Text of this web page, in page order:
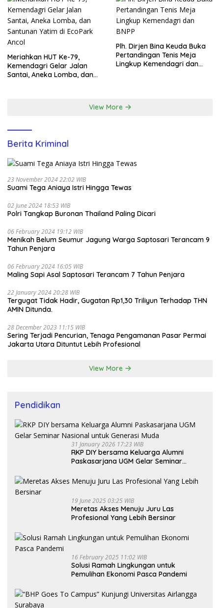
Meriahkan HUT Ke-79,
Kemendagri Gelar Jalan
Santai, Aneka Lomba, dan
Plh. Dirjen Bina Keuda Buka
Pertandingan Tenis Meja
Lingkup Kemendagri dan
View More
Berita Kriminal
23 November 2024 22:02 WIB
Suami Tega Aniaya Istri Hingga Tewas
02 June 2024 18:53 WIB
Polri Tangkap Buronan Thailand Paling Dicari
06 February 2024 19:12 WIB
Menikah Belum Seumur Jagung Warga Saptosari Terancam 9
Tahun Penjara
06 February 2024 16:05 WIB
Maling Sapi Asal Saptosari Terancam 7 Tahun Penjara
22 January 2024 20:28 WIB
Tergugat Tidak Hadir, Gugatan Rp1,30 Triliyun Terhadap THN
AMIN Ditunda.
28 December 2023 11:15 WIB
Sering Terjadi Pencurian, Tenaga Pengamanan Pasar Permai
Jakarta Utara Dituntut Lebih Profesional
View More
Pendidikan
31 January 2026 17:23 WIB
RKP DIY bersama Keluarga Alumni
Paskasarjana UGM Gelar Seminar
19 June 2025 03:25 WIB
Meretas Akses Menuju Juru Las
Profesional Yang Lebih Bersinar
16 February 2025 11:02 WIB
Solusi Ramah Lingkungan untuk
Pemulihan Ekonomi Pasca Pandemi